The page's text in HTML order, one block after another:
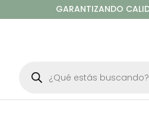
GARANTIZANDO
productos